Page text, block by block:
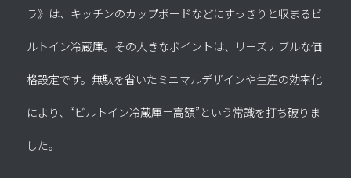
ラ》は、 キッチンのカップボードなどにすっきりと収まるビ
ルトイン冷蔵庫。 その大きなポイントは、リーズナブルな価
格設定です。 無駄を省いたミニマルデザインや生産の効率化
により、 “ビルトイン冷蔵庫＝高額”という常識を打ち破りま
した。